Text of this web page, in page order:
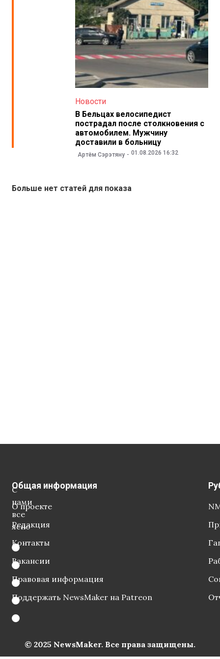
Новости
В Бельцах велосипедист
пострадал после столкновения с
автомобилем. Мужчину
доставили в больницу
Артём Сэрэтяну 01.08.2026 16:32
Больше нет статей для показа
С
нами
все
ясно
Общая информация
О проекте
Редакция
Контакты
Вакансии
Правовая информация
Поддержать NewsMaker на Patreon
© 2025 NewsMaker. Все права защищены.